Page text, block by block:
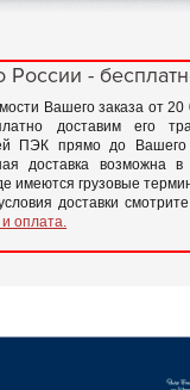
России -
Вашего заказа от 20
доставим его
ПЭК прямо до Вашего
доставка возможна
имеются грузовые
доставки
и оплата.